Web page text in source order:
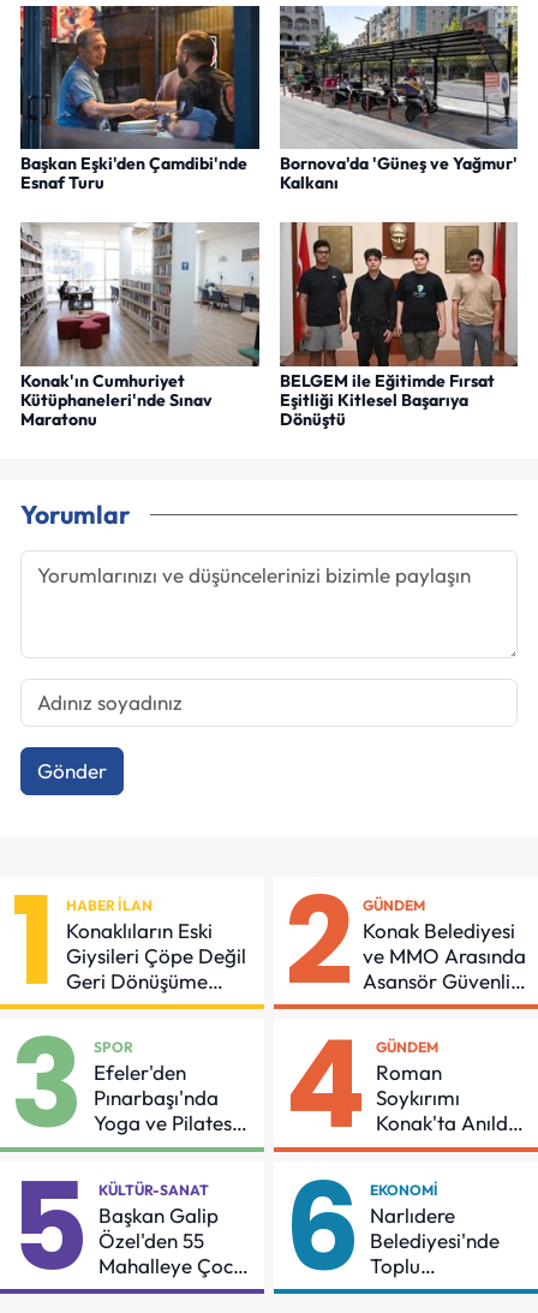
Başkan Eşki'den Çamdibi'nde
Esnaf Turu
Bornova'da 'Güneş ve Yağmur'
Kalkanı
Konak'ın Cumhuriyet
Kütüphaneleri'nde Sınav
Maratonu
BELGEM ile Eğitimde Fırsat
Eşitliği Kitlesel Başarıya
Dönüştü
Yorumlar
Gönder
1 HABER İLAN
Konaklıların Eski
Giysileri Çöpe Değil
Geri Dönüşüme
Gidiyor
2 GÜNDEM
Konak Belediyesi
ve MMO Arasında
Asansör Güvenliği
İçin Önemli
3 SPOR
Efeler'den
Pınarbaşı'nda
Yoga ve Pilates
Buluşması
4 GÜNDEM
Roman
Soykırımı
Konak'ta Anıldı:
"Eşit Bir Yaşam
Sürdüreceğiz"
5 KÜLTÜR-SANAT
Başkan Galip
Özel'den 55
Mahalleye Çocuk
Şenliği
6 EKONOMI
Narlıdere
Belediyesi'nde
Toplu
Sözleşmeye